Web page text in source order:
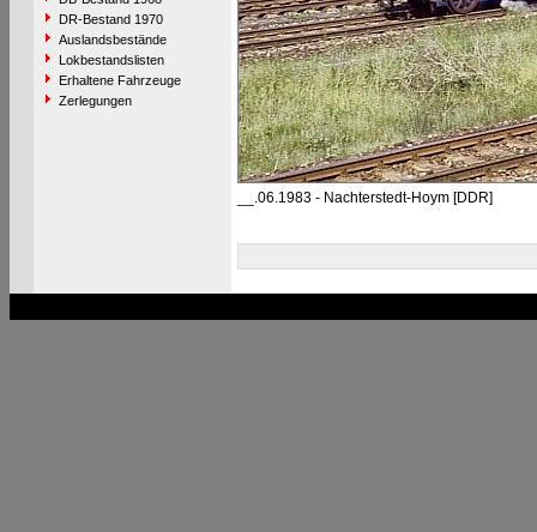
DR-Bestand 1970
Auslandsbestände
Lokbestandslisten
Erhaltene Fahrzeuge
Zerlegungen
__.06.1983 - Nachterstedt-Hoym [DDR]